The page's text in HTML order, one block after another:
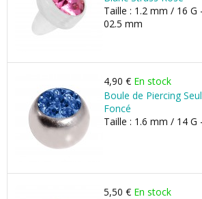
Taille : 1.2 mm / 16
02.5 mm
4,90 € En stock
Boule de Piercing
Foncé
Taille : 1.6 mm / 14 G
5,50 € En stock